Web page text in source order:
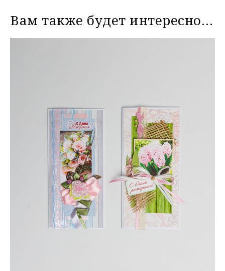
Вам также будет интересно…